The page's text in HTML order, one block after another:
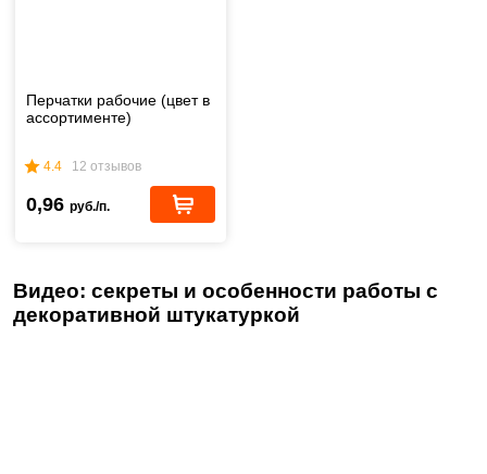
Перчатки рабочие (цвет в
ассортименте)
4.4 12 отзывов
0,96 руб./п.
Видео: секреты и особенности работы с
декоративной штукатуркой